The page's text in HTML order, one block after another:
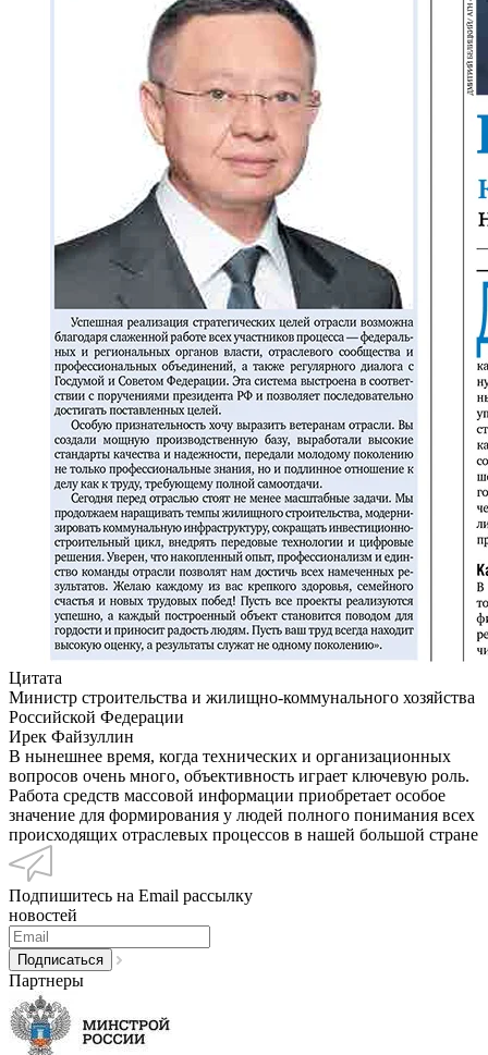
Цитата
Министр строительства и жилищно-коммунального хозяйства
Российской Федерации
Ирек Файзуллин
В нынешнее время, когда технических и организационных
вопросов очень много, объективность играет ключевую роль.
Работа средств массовой информации приобретает особое
значение для формирования у людей полного понимания всех
происходящих отраслевых процессов в нашей большой стране
Подпишитесь на Email рассылку
новостей
Партнеры